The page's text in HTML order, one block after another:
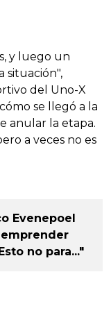
y luego un
situación",
del Uno-X
se llegó a la
anular la etapa.
a veces no es
Evenepoel
no para..."